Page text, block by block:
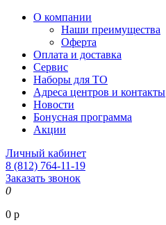
О компании
Наши преимущества
Оферта
Оплата и доставка
Сервис
Наборы для ТО
Адреса центров и контакты
Новости
Бонусная программа
Акции
Личный кабинет
8 (812) 764-11-19
Заказать звонок
0
0 р